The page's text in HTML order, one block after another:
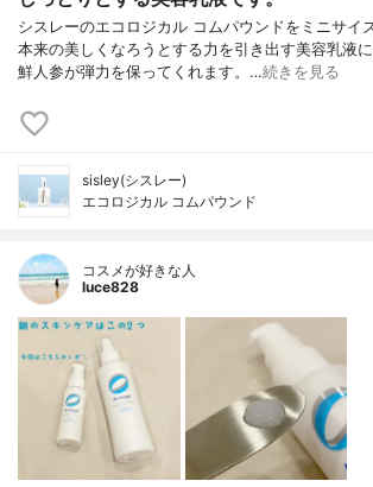
シスレーのエコロジカル コムパウンドをミニサイ
本来の美しくなろうとする力を引き出す美容乳液
鮮人参が弾力を保ってくれます。…続きを見る
sisley(シスレー)
エコロジカル コムパウンド
コスメが好きな人
luce828